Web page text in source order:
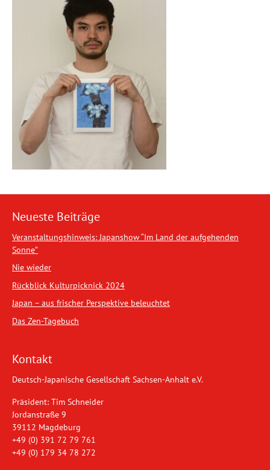
Neueste Beiträge
Veranstaltungshinweis: Japanshow “Im Land der aufgehenden
Sonne”
Nie wieder
Rückblick Kulturpicknick 2024
Japan – aus frischer Perspektive beleuchtet
Das Zen-Tagebuch
Kontakt
Deutsch-Japanische Gesellschaft Sachsen-Anhalt e.V.
Präsident: Tim Schneider
Jordanstraße 9
39112 Magdeburg
+49 (0) 391 72 79 761
+49 (0) 179 34 78 272